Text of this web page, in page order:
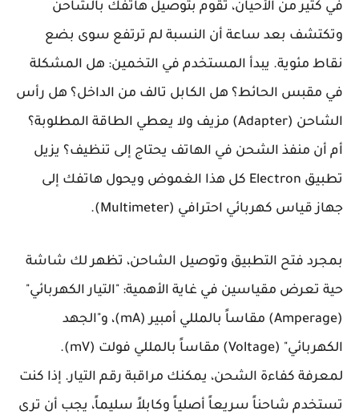
في كثير من الأحيان، تقوم بتوصيل هاتفك بالشاحن
وتكتشف بعد ساعة أن النسبة لم ترتفع سوى بضع
نقاط مئوية. يبدأ المستخدم في التخمين: هل المشكلة
في مقبس الحائط؟ هل الكابل تالف من الداخل؟ هل رأس
الشاحن (Adapter) مزيف ولا يعطي الطاقة المطلوبة؟
أم أن منفذ الشحن في الهاتف يحتاج إلى تنظيف؟ يزيل
تطبيق Electron كل هذا الغموض ويحول هاتفك إلى
جهاز قياس كهربائي احترافي (Multimeter).
بمجرد فتح التطبيق وتوصيل الشاحن، تظهر لك شاشة
حية تعرض مقياسين في غاية الأهمية: "التيار الكهربائي"
(Amperage) مقاساً بالمللي أمبير (mA)، و"الجهد
الكهربائي" (Voltage) مقاساً بالمللي فولت (mV).
لمعرفة كفاءة الشحن، يمكنك مراقبة رقم التيار. إذا كنت
تستخدم شاحناً سريعاً أصلياً وكابلاً سليماً، يجب أن ترى